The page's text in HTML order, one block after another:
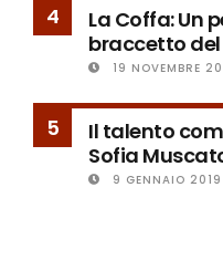
4
La Coffa: Un
braccetto
19 NOVEMBRE
5
Il talento
Sofia
9 GENNAIO 2019